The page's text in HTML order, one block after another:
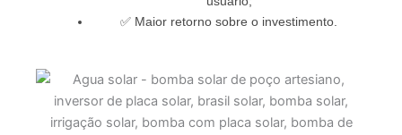
✅ Maior retorno sobre o investimento.